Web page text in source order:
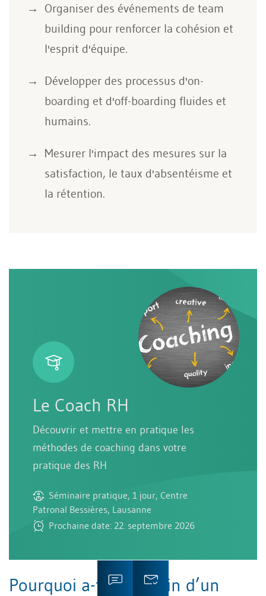
Organiser des événements de team
building pour renforcer la cohésion et
l'esprit d'équipe.
Développer des processus d'on-
boarding et d'off-boarding fluides et
humains.
Mesurer l'impact des mesures sur la
satisfaction, le taux d'absentéisme et
la rétention.
Le Coach RH
Découvrir et mettre en pratique les
méthodes de coaching dans votre
pratique des RH
Séminaire pratique, 1 jour, Centre
Patronal Bessières, Lausanne
Prochaine date: 22. septembre 2026
Pourquoi a-t-on besoin d’un